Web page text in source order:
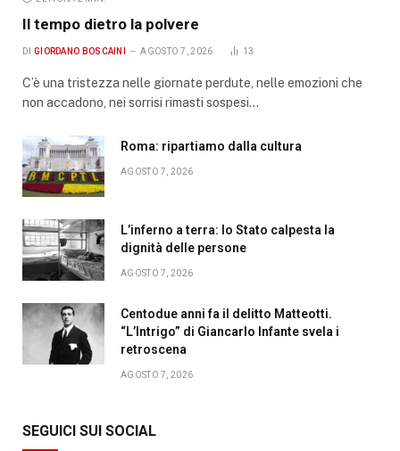
Il tempo dietro la polvere
DI GIORDANO BOSCAINI AGOSTO 7, 2026 13
C’è una tristezza nelle giornate perdute, nelle emozioni che
non accadono, nei sorrisi rimasti sospesi…
Roma: ripartiamo dalla cultura
AGOSTO 7, 2026
L’inferno a terra: lo Stato calpesta la
dignità delle persone
AGOSTO 7, 2026
Centodue anni fa il delitto Matteotti.
“L’Intrigo” di Giancarlo Infante svela i
retroscena
AGOSTO 7, 2026
SEGUICI SUI SOCIAL